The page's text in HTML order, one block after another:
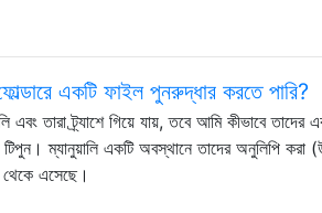
একটি ফাইল পুনরুদ্ধার করতে পারি?
তারা ট্র্যাশে গিয়ে যায়, তবে আমি কীভাবে তাদের
ম্যানুয়ালি একটি অবস্থানে তাদের অনুলিপি করা
থেকে এসেছে।